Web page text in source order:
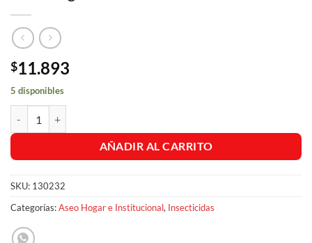
$11.893
5 disponibles
AÑADIR AL CARRITO
SKU: 130232
Categorías:Aseo Hogar e Institucional, Insecticidas